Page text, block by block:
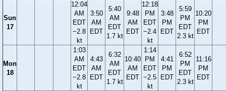
Sun
17
12:04
AM
EDT
−2.8
kt
3:50
AM
EDT
5:40
AM
EDT
1.7 kt
9:48
AM
EDT
12:18
PM
EDT
−2.4
kt
3:48
PM
EDT
5:59
PM
EDT
2.3 kt
10:20
PM
EDT
Mon
18
1:03
AM
EDT
−2.8
kt
4:43
AM
EDT
6:32
AM
EDT
1.7 kt
10:40
AM
EDT
1:14
PM
EDT
−2.5
kt
4:41
PM
EDT
6:52
PM
EDT
2.3 kt
11:16
PM
EDT